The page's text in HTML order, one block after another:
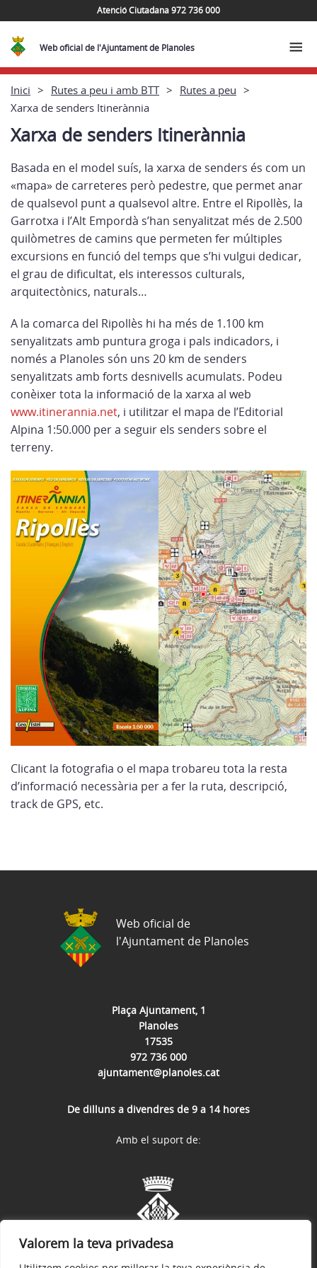
Valorem la teva privadesa
Atenció Ciutadana 972 736 000
Web oficial de l'Ajuntament de Planoles
Inici Rutes a peu i amb BTT
Rutes a peu
Xarxa de senders Itinerànnia
Xarxa de senders Itinerànnia
Basada en el model suís, la xarxa de senders és com un
«mapa» de carreteres però pedestre, que permet anar
de qualsevol punt a qualsevol altre. Entre el Ripollès, la
Garrotxa i l’Alt Empordà s’han senyalitzat més de 2.500
quilòmetres de camins que permeten fer múltiples
excursions en funció del temps que s’hi vulgui dedicar,
el grau de dificultat, els interessos culturals,
arquitectònics, naturals…
A la comarca del Ripollès hi ha més de 1.100 km
senyalitzats amb puntura groga i pals indicadors, i
només a Planoles són uns 20 km de senders
senyalitzats amb forts desnivells acumulats. Podeu
conèixer tota la informació de la xarxa al web
www.itinerannia.net, i utilitzar el mapa de l’Editorial
Alpina 1:50.000 per a seguir els senders sobre el
terreny.
Clicant la fotografia o el mapa trobareu tota la resta
d’informació necessària per a fer la ruta, descripció,
track de GPS, etc.
Plaça Ajuntament, 1
Planoles
17535
972 736 000
ajuntament@planoles.cat
De dilluns a divendres de 9 a 14 hores
Web oficial de
l'Ajuntament de Planoles
Amb el suport de: